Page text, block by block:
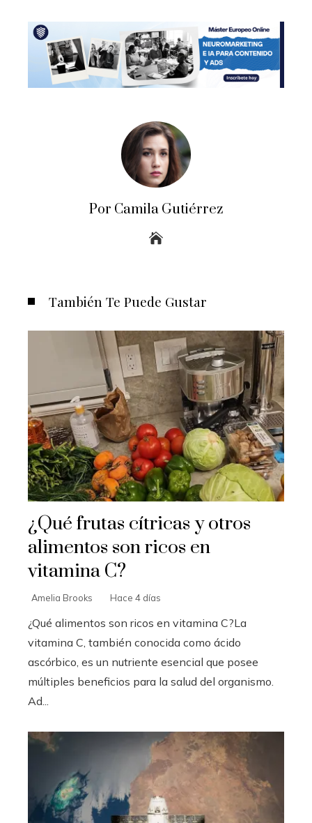
Por Camila Gutiérrez
También Te Puede Gustar
¿Qué frutas cítricas y otros
alimentos son ricos en
vitamina C?
Amelia Brooks Hace 4 días
¿Qué alimentos son ricos en vitamina C?La
vitamina C, también conocida como ácido
ascórbico, es un nutriente esencial que posee
múltiples beneficios para la salud del organismo.
Ad...